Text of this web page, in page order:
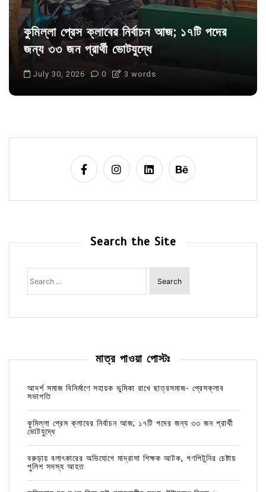
কুমিল্লা প্রেস ক্লাবের নির্বাচন আজ; ১৭টি পদের
জন্য ৩৩ জন প্রার্থী ভোটযুদ্ধে
July 30, 2026 0 3 words
Search the Site
Search
for:
মাত্র পাওয়া পোস্টঃ
আদর্শ সমাজ বিনির্মাণে সহায়ক ভুমিকা রাখে ছাত্রসমাজ- প্রেসক্লাব
সভাপতি
কুমিল্লা প্রেস ক্লাবের নির্বাচন আজ; ১৭টি পদের জন্য ৩৩ জন প্রার্থী
ভোটযুদ্ধে
বরুড়ায় বলাৎকারের অভিযোগে মাদ্রাসা শিক্ষক আটক, গণপিটুনির চেষ্টায়
পুলিশ সদস্য আহত